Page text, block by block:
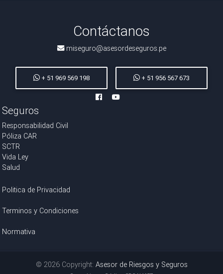
Contáctanos
miseguro@asesordeseguros.pe
+ 51 969 569 198 + 51 956 567 673
Seguros
Responsabilidad Civil
Póliza CAR
SCTR
Vida Ley
Salud
Politica de Privacidad
Terminos y Condiciones
Normativa
© 2026 Copyright: Asesor de Riesgos y Seguros